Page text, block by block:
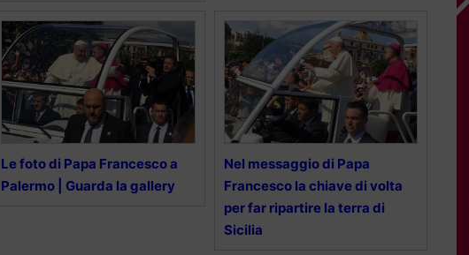
Le foto di Papa Francesco a
Palermo | Guarda la gallery
Nel messaggio di Papa
Francesco la chiave di volta
per far ripartire la terra di
Sicilia